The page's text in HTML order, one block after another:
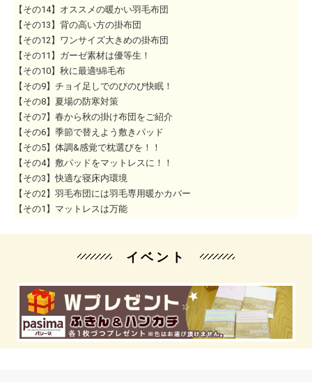
【その14】オススメの暖かい羽毛布団
【その13】背の高い方の掛布団
【その12】ワンサイズ大きめの掛布団
【その11】ガーゼ素材は優等生！
【その10】秋に最適!綿毛布
【その9】チョイ足しでのびのび快眠！
【その8】夏場の防寒対策
【その7】春から秋の掛け布団をご紹介
【その6】季節で替えよう敷きパッド
【その5】体調&感覚で枕選びを！！
【その4】敷パッドをマットレスに！！
【その3】快適な寝床内環境
【その2】羽毛布団には羽毛専用暖かカバー
【その1】マットレスは万能
イベント